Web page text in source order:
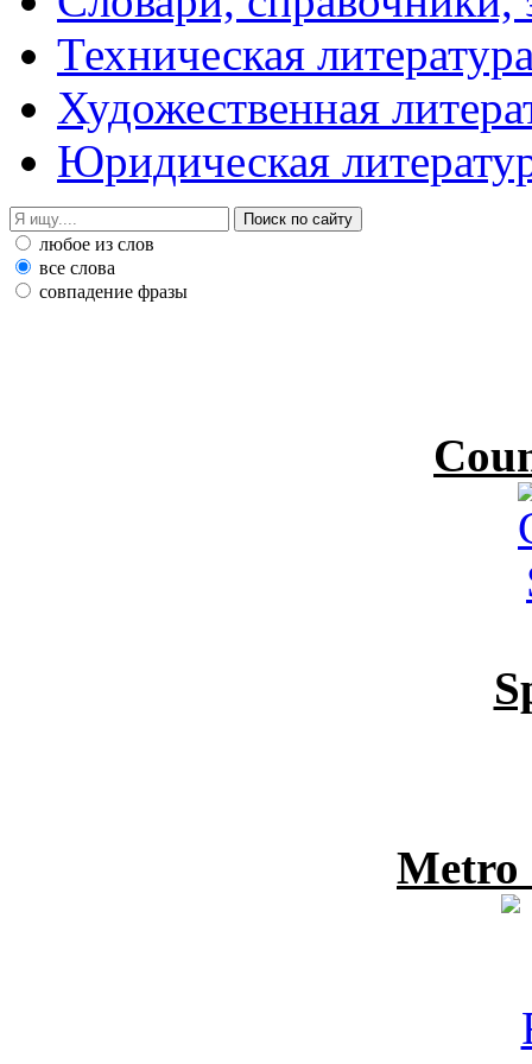
Техническая
Художественная
Юридическая
любое из слов
все слова
совпадение фразы
Metro